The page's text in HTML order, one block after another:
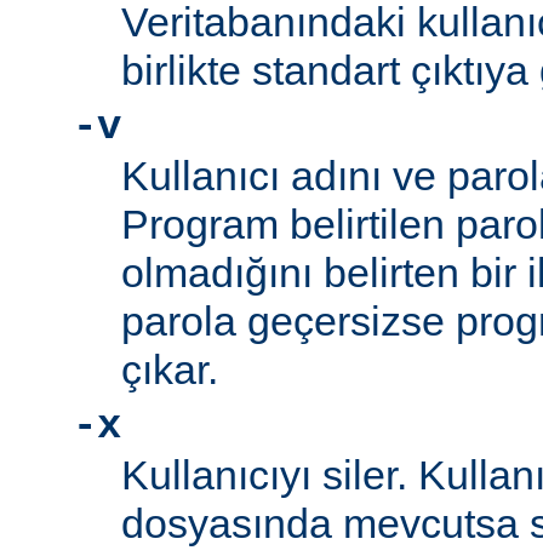
Veritabanındaki
birlikte standart
-v
Kullanıcı adını ve
Program belirtilen
olmadığını belirten
parola geçersizse
çıkar.
-x
Kullanıcıyı siler.
dosyasında mevcutsa